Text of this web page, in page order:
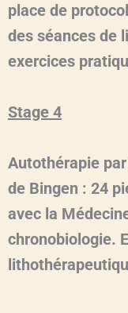
place de
des séances de
exercices
Stage 4
Autothérapie
de Bingen : 24
avec la
chronobiologie.